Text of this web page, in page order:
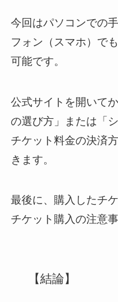
今回はパソコンでの
フォン（スマホ）で
可能です。
公式サイトを開いて
の選び方」または「
チケット料金の決済
きます。
最後に、購入したチ
チケット購入の注意
【結論】